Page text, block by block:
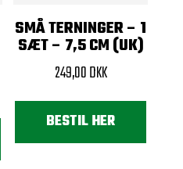
SMÅ TERNINGER – 1
SÆT – 7,5 CM (UK)
249,00DKK
BESTIL HER